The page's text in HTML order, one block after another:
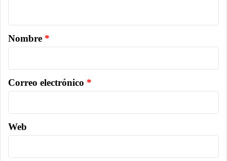
Nombre *
Correo electrónico *
Web